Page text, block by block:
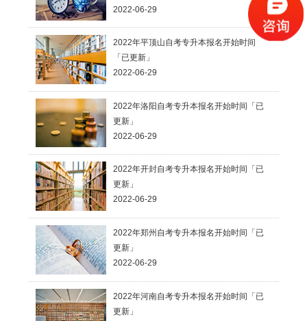
2022-06-29
2022年平顶山自考专升本报名开始时间
「已更新」
2022-06-29
2022年洛阳自考专升本报名开始时间「已
更新」
2022-06-29
2022年开封自考专升本报名开始时间「已
更新」
2022-06-29
2022年郑州自考专升本报名开始时间「已
更新」
2022-06-29
2022年河南自考专升本报名开始时间「已
更新」